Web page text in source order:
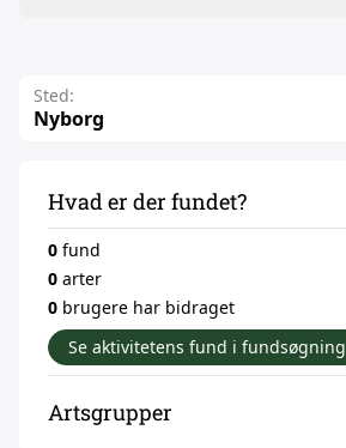
Sted:
Nyborg
Hvad er der fundet?
0 fund
0 arter
0 brugere har bidraget
Se aktivitetens fund i fundsøgning
Artsgrupper